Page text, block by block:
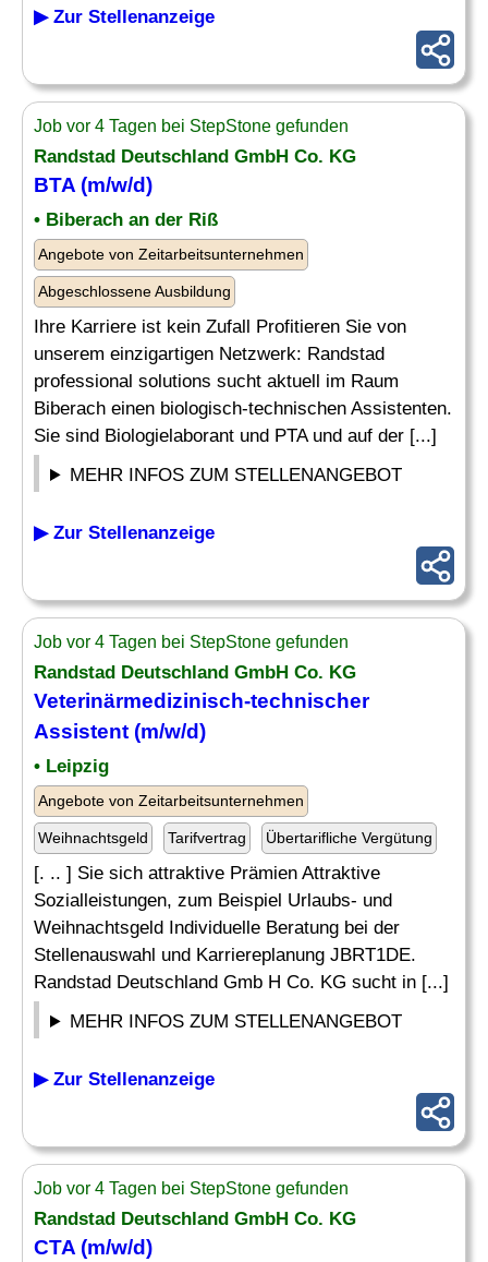
▶ Zur Stellenanzeige
Job vor 4 Tagen bei StepStone gefunden
Randstad Deutschland GmbH Co. KG
BTA (m/w/d)
• Biberach an der Riß
Angebote von Zeitarbeitsunternehmen
Abgeschlossene Ausbildung
Ihre Karriere ist kein Zufall Profitieren Sie von
unserem einzigartigen Netzwerk: Randstad
professional solutions sucht aktuell im Raum
Biberach einen biologisch-technischen Assistenten.
Sie sind Biologielaborant und PTA und auf der [...]
MEHR INFOS ZUM STELLENANGEBOT
▶ Zur Stellenanzeige
Job vor 4 Tagen bei StepStone gefunden
Randstad Deutschland GmbH Co. KG
Veterinärmedizinisch-technischer
Assistent (m/w/d)
• Leipzig
Angebote von Zeitarbeitsunternehmen
Weihnachtsgeld Tarifvertrag Übertarifliche Vergütung
[. .. ] Sie sich attraktive Prämien Attraktive
Sozialleistungen, zum Beispiel Urlaubs- und
Weihnachtsgeld Individuelle Beratung bei der
Stellenauswahl und Karriereplanung JBRT1DE.
Randstad Deutschland Gmb H Co. KG sucht in [...]
MEHR INFOS ZUM STELLENANGEBOT
▶ Zur Stellenanzeige
Job vor 4 Tagen bei StepStone gefunden
Randstad Deutschland GmbH Co. KG
CTA (m/w/d)